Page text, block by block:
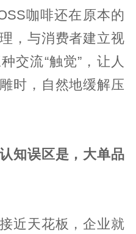
咖啡还在原本的
，与消费者建立视
交流“触觉”，让人
时，自然地缓解压
知误区是 ， 大单品
近天花板，企业就